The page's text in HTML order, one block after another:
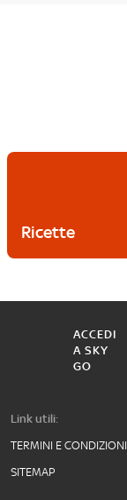
Ricette
ACCEDI
A SKY
GO
Link utili:
TERMINI E CONDIZIONI
SITEMAP